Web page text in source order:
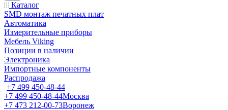
Каталог
SMD монтаж печатных плат
Автоматика
Измерительные приборы
Мебель Viking
Позиции в наличии
Электроника
Импортные компоненты
Распродажа
+7 499 450-48-44
+7 499 450-48-44Москва
+7 473 212-00-73Воронеж